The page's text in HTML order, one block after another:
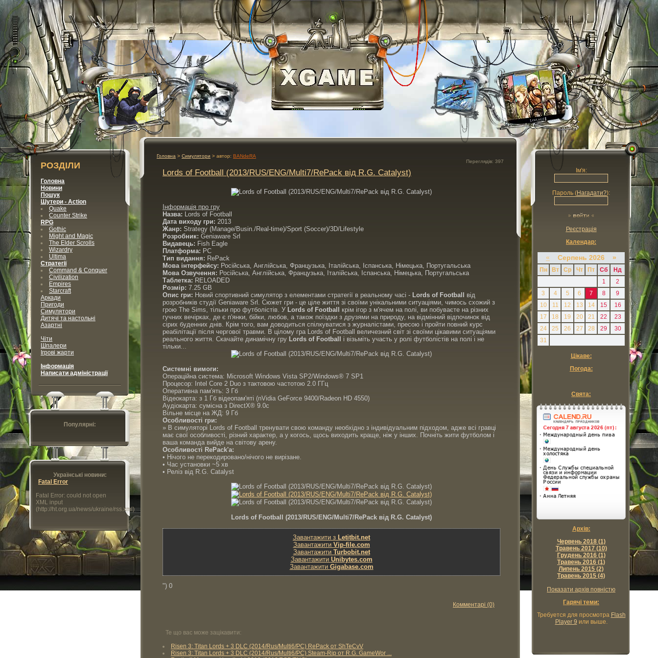
РОЗДІЛИ
Головна
Новини
Пошук
Шутери - Action
Quake
Counter Strike
RPG
Gothic
Might and Magic
The Elder Scrolls
Wizardry
Ultima
Стратегії
Command & Conquer
Civilization
Empires
Starcraft
Аркади
Пригоди
Симулятори
Дитячі та настольні
Азартні
Чіти
Шпалери
Ігрові жарти
Інформація
Написати адміністрації
Популярні:
Українські новини:
Fatal Error
Fatal Error: could not open
XML input
(http://ht.org.ua/news/ukraine/rss.xml)
Головна > Симулятори > автор: BANdeRA
Переглядів: 397
Lords of Football (2013/RUS/ENG/Multi7/RePack від R.G. Catalyst)
Інформація про гру
Назва: Lords of Football
Дата виходу гри: 2013
Жанр: Strategy (Manage/Busin./Real-time)/Sport (Soccer)/3D/Lifestyle
Розробник: Geniaware Srl
Видавець: Fish Eagle
Платформа: PC
Тип видання: RePack
Мова інтерфейсу: Російська, Англійська, Французька, Італійська, Іспанська, Німецька, Португальська
Мова Озвучення: Російська, Англійська, Французька, Італійська, Іспанська, Німецька, Португальська
Таблетка: RELOADED
Розмір: 7.25 GB
Опис гри: Новий спортивний симулятор з елементами стратегії в реальному часі - Lords of Football
від
розробників студії Geniaware Srl. Сюжет гри - це ціле життя зі своїми унікальними ситуаціями, чимось схожий з
грою The Sims, тільки про футболістів. У Lords of Football
крім ігор з м'ячем на полі, ви побуваєте на різних
гучних вечірках, де є п'янки, бійки, любов, а також поїздки з друзями на природу, на відмінний відпочинок від
сірих буденних днів. Крім того, вам доводиться спілкуватися з журналістами, пресою і пройти повний курс
реабілітації після чергової травми. В цілому гра Lords of Football величезний світ зі своїми цікавими ситуаціями
реального життя. Скачайте динамічну гру Lords of Football
і візьміть участь у ролі футболістів на полі і не
тільки...
Системні вимоги:
Операційна система: Microsoft Windows Vista SP2/Windows® 7 SP1
Процесор: Intel Core 2 Duo з тактовою частотою 2.0 ГГц
Оперативна пам'ять: 3 Гб
Відеокарта: з 1 Гб відеопам'яті (nVidia GeForce 9400/Radeon HD 4550)
Аудіокарта: сумісна з DirectX® 9.0c
Вільне місце на ЖД: 9 Гб
Особливості гри:
» В симуляторі Lords of Football тренувати свою команду необхідно з індивідуальним підходом, адже всі гравці
має свої особливості, різний характер, а у когось, щось виходить краще, ніж у інших. Почніть жити футболом і
ваша команда вийде на світову арену.
Особливості RePack'a:
• Нічого не перекодировано/нічого не вирізане.
• Час установки ~5 хв
• Реліз від R.G. Catalyst
Lords of Football (2013/RUS/ENG/Multi7/RePack від R.G. Catalyst)
Завантажити з Letitbit.net
Завантажити Vip-file.com
Завантажити Turbobit.net
Завантажити Unibytes.com
Завантажити Gigabase.com
") 0
Комментарі (0)
Те що вас може зацікавити:
Risen 3: Titan Lords + 3 DLC (2014/Rus/Multi6/PC) RePack от ShTeCvV
Risen 3: Titan Lords + 3 DLC (2014/Rus/Multi6/PC) Steam-Rip от R.G. GameWor ...
Ім'я:
Пароль (Нагадати?):
Реєстрація
Календар:
« Серпень 2026 »
Пн Вт Ср Чт Пт Сб
Нд
1
2
3
4 5 6 7 8
9
10
11 12 13 14 15
16
17
18 19 20 21 22
23
24
25 26 27 28 29
30
31
Цікаве:
Погода:
Свята:
Архів:
Червень 2018 (1)
Травень 2017 (10)
Грудень 2016 (1)
Травень 2016 (1)
Липень 2015 (2)
Травень 2015 (4)
Показати архів повністю
Гарячі теми:
Требуется для просмотра Flash
Player 9 или выше.